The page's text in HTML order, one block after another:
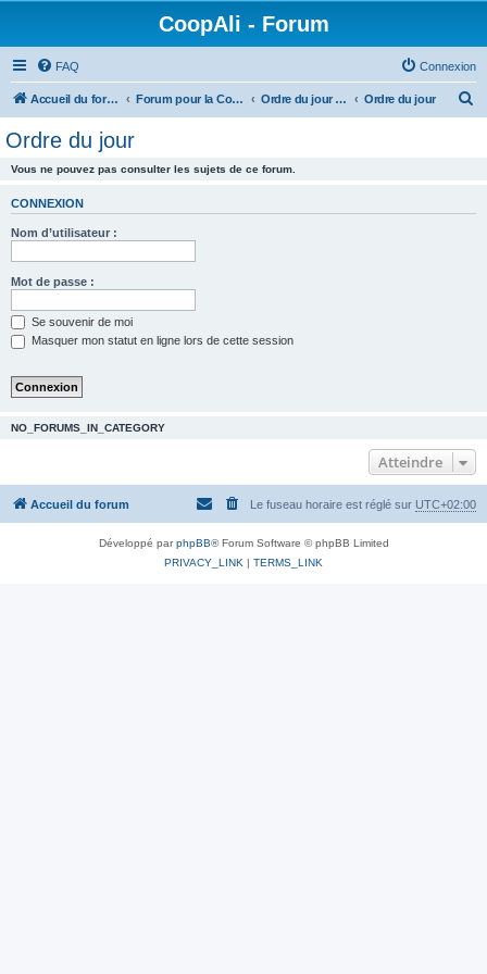
CoopAli - Forum
FAQ Connexion
Accueil du forum Forum pour la Coopérative alimentaire Ordre du jour et Compte-rendus de réunion Ordre du jour
Ordre du jour
Vous ne pouvez pas consulter les sujets de ce forum.
CONNEXION
Nom d’utilisateur :
Mot de passe :
Se souvenir de moi
Masquer mon statut en ligne lors de cette session
NO_FORUMS_IN_CATEGORY
Atteindre
Accueil du forum Le fuseau horaire est réglé sur UTC+02:00
Développé parphpBB® Forum Software © phpBB Limited
PRIVACY_LINK | TERMS_LINK